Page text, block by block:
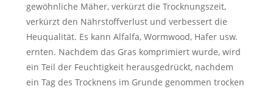
gewöhnliche Mäher, verkürzt die Trocknungszeit,
verkürzt den Nährstoffverlust und verbessert die
Heuqualität. Es kann Alfalfa, Wormwood, Hafer usw.
ernten. Nachdem das Gras komprimiert wurde, wird
ein Teil der Feuchtigkeit herausgedrückt, nachdem
ein Tag des Trocknens im Grunde genommen trocken